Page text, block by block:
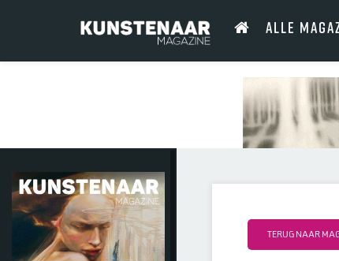
ALLE
TERUG NAAR